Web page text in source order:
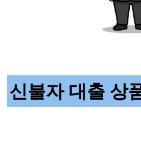
신불자 대출 상